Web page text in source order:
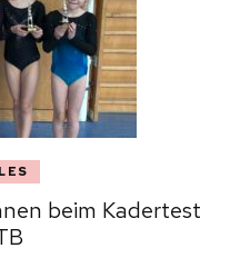
beim Kadertest